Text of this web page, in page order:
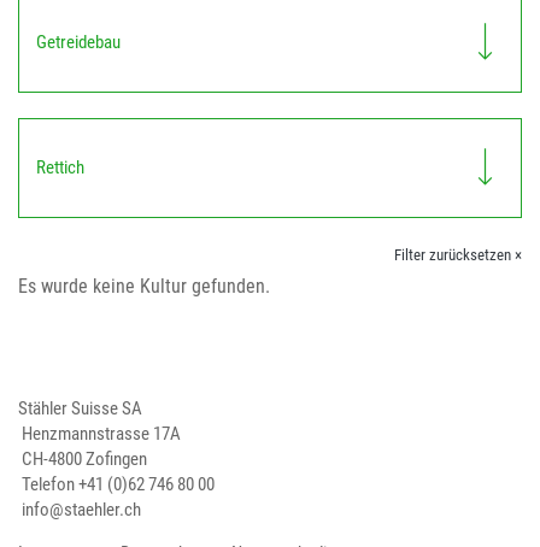
Getreidebau
Rettich
Filter zurücksetzen ×
Es wurde keine Kultur gefunden.
Stähler Suisse SA
Henzmannstrasse 17A
CH-4800 Zofingen
Telefon+41 (0)62 746 80 00
info@staehler.ch